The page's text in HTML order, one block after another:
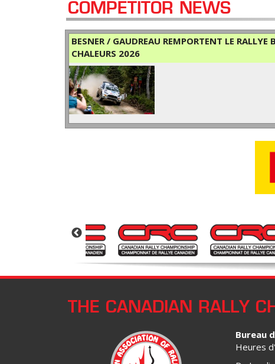
COMPETITOR NEWS
BESNER / GAUDREAU REMPORTENT LE RALLYE
CHALEURS 2026
THE CANADIAN RALLY
Bureau
Heures